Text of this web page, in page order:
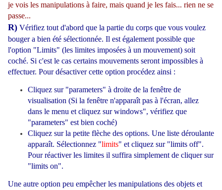
je vois les manipulations à faire, mais quand je les fais... rien ne se
passe...
R) Vérifiez tout d'abord que la partie du corps que vous voulez
bouger a bien été sélectionnée. Il est également possible que
l'option "Limits" (les limites imposées à un mouvement) soit
coché. Si c'est le cas certains mouvements seront impossibles à
effectuer. Pour désactiver cette option procédez ainsi :
Cliquez sur "parameters" à droite de la fenêtre de
visualisation (Si la fenêtre n'apparaît pas à l'écran, allez
dans le menu et cliquez sur windows", vérifiez que
"parameters" est bien coché)
Cliquez sur la petite flèche des options. Une liste déroulante
apparaît. Sélectionnez "limits" et cliquez sur "limits off".
Pour réactiver les limites il suffira simplement de cliquer sur
"limits on".
Une autre option peu empêcher les manipulations des objets et